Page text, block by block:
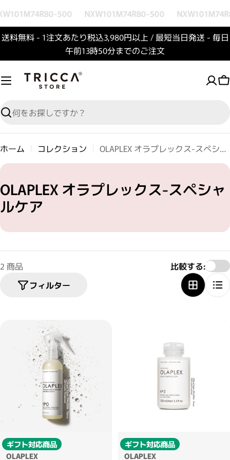
500 NXW101M74R80-500
送料無料 - 1注文あたり税込3,980円以上 / 最短当日発送 - 毎日
午前13時50分までのご注文
検索
ホーム コレクション OLAPLEX オラプレックス-スペシャルケア
コレクション:
OLAPLEX オラプレックス-スペシャ
ルケア
2 商品
フィルター
比較する:
ギフト対応商品
OLAPLEX
ギフト対応商品
OLAPLEX